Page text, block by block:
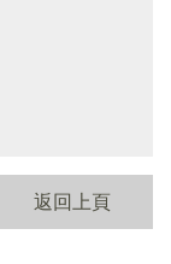
返回上頁